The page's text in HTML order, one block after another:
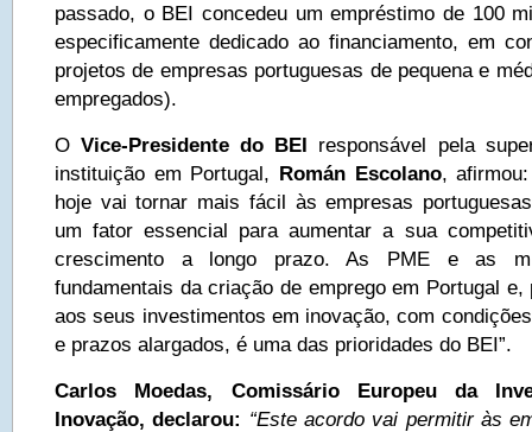
passado, o BEI concedeu um empréstimo de 100
especificamente dedicado ao financiamento, em
projetos de empresas portuguesas de pequena e
empregados).
OVice-Presidente do BEI responsável pela
instituição em Portugal, Román Escolano,
hoje vai tornar mais fácil às empresas
um fator essencial para aumentar a sua
crescimento a longo prazo. As PME e as
fundamentais da criação de emprego em Portugal
aos seus investimentos em inovação, com
e prazos alargados, é uma das prioridades do BEI”.
Carlos Moedas, Comissário Europeu da
Inovação, declarou: “Este acordo vai permitir às